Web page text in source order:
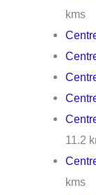
kms
11.2
kms